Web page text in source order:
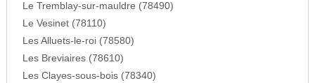
Le Tremblay-sur-mauldre (78490)
Le Vesinet (78110)
Les Alluets-le-roi (78580)
Les Breviaires (78610)
Les Clayes-sous-bois (78340)